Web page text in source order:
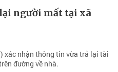
người mất tại xã
xác nhận thông tin vừa trả lại tài
đường về nhà.